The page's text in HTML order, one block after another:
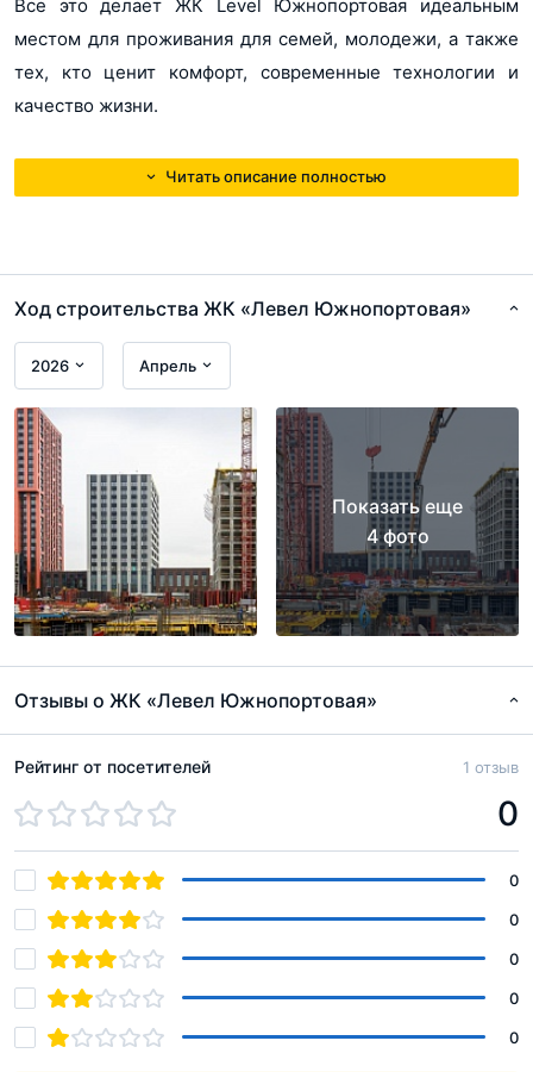
Все это делает ЖК Level Южнопортовая идеальным
местом для проживания для семей, молодежи, а также
тех, кто ценит комфорт, современные технологии и
качество жизни.
Читать описание полностью
Ход строительства ЖК «Левел Южнопортовая»
2026 Апрель
Показать еще
4 фото
Отзывы о ЖК «Левел Южнопортовая»
Рейтинг от посетителей 1 отзыв
0
0
0
0
0
0